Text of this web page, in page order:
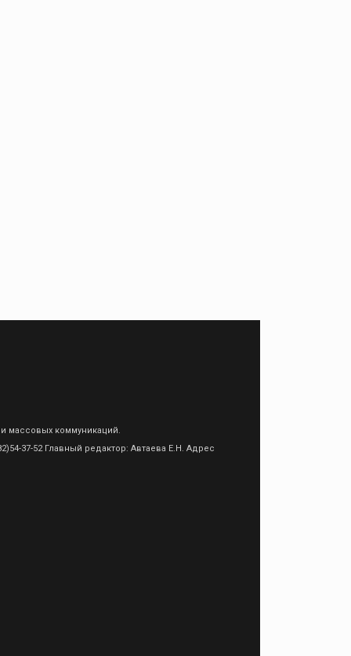
массовых коммуникаций.
37-52 Главный редактор: Автаева Е.Н. Адрес